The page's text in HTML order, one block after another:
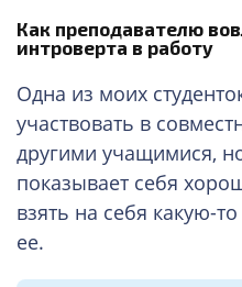
Как преподавателю
интроверта в работу
Одна из моих
участвовать в
другими учащимися,
показывает себя
взять на себя какую-
ее.